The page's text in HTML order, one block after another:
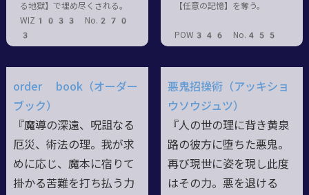
る地獄】で埋め尽くされる。
WIZ1033 No.270
3
【任意の記憶】を奪う。
POW346 No.455
order book（オーダー
ブック）
『魔導の深遠、呪詛なる
厄災、術法の理。我が求
めに応じ、魔本に宿りて
掛かる苦難を打ち払う力
悪鬼招操術（アッキショ
ウソウジュツ）
『人の世の理に背き黄泉
路の彼方に堕ちた悪鬼。
再び現世に姿を現し此度
はその力。悪を退ける